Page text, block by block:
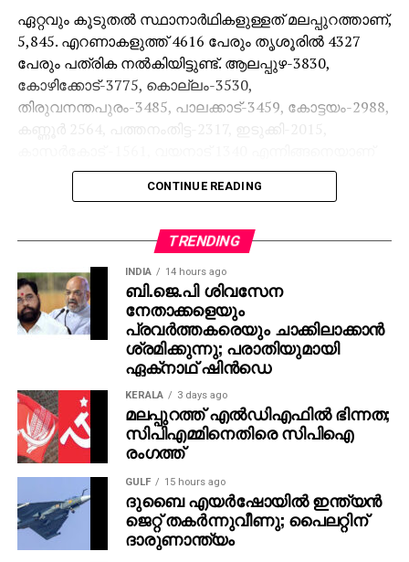
ഏറ്റവും കൂടുതല്‍ സ്ഥാനാര്‍ഥികളുള്ളത് മലപ്പുറത്താണ്,
5,845. എറണാകളുത്ത് 4616 പേരും തൃശൂരില്‍ 4327
പേരും പത്രിക നല്‍കിയിട്ടുണ്ട്. ആലപ്പുഴ-3830,
കോഴിക്കോട്-3775, കൊല്ലം-3530,
തിരുവനന്തപുരം-3485, പാലക്കാട്-3459, കോട്ടയം-2988,
കണ്ണൂര്‍ 2564, പത്തനംതിട്ട-2317, ഇടുക്കി-2015,
മറ്റ് ജില്ലകളിലെ സ്ഥാനാര്‍ഥികളുടെ എണ്ണം.
ശനിയാഴ്ച രാവിലെ 10 മുതല്‍ ആരംഭിക്കും. ബന്ധപ്പെട്ട
വരണാധികാരികളാണ് നാമനിര്‍ദേശപത്രികകളുടെ
സൂക്ഷ്മപരിശോധന നടത്തുക. നാമനിര്‍ദേശ
പത്രികകളുടെ സൂക്ഷ്മ പരിശോധനാ വേളയില്‍
സ്ഥാനാര്‍ത്ഥിക്കൊപ്പം തിരഞ്ഞെടുപ്പ് ഏജന്റ്,
നിര്‍ദേശകന്‍ എന്നിവര്‍ക്കു പുറമേ സ്ഥാനാര്‍ത്ഥി എഴുതി
നല്‍കുന്ന ഒരാള്‍ക്കുകൂടി വരണാധികാരിയുടെ
മുറിയിലേക്ക് പ്രവേശനം അനുവദിക്കും.
സൂക്ഷ്മപരിശോധനാ സമയം എല്ലാ
സ്ഥാനാര്‍ത്ഥികളുടേയും നാമനിര്‍ദേശ പത്രികകള്‍
പരിശോധിക്കുന്നതിനുള്ള സൗകര്യം ഇവര്‍ക്ക് ലഭിക്കും.
സൂക്ഷ്മപരിശോധനയ്ക്ക് ശേഷം സ്വീകരിക്കപ്പെട്ട
പത്രികകള്‍ സമര്‍പ്പിച്ച സ്ഥാനാര്‍ഥികളുടെ പട്ടിക
റിട്ടേണിംഗ് ഓഫീസര്‍ പ്രസിദ്ധീകരിക്കും.
CONTINUE READING
TRENDING
INDIA 14 hours ago
ബി.ജെ.പി ശിവസേന
നേതാക്കളെയും
പ്രവര്‍ത്തകരെയും ചാക്കിലാക്കാന്‍
ശ്രമിക്കുന്നു; പരാതിയുമായി
ഏക്‌നാഥ് ഷിന്‍ഡെ
KERALA 3 days ago
മലപ്പുറത്ത് എല്‍ഡിഎഫില്‍ ഭിന്നത;
സിപിഎമ്മിനെതിരെ സിപിഐ
രംഗത്ത്
GULF 15 hours ago
ദുബൈ എയര്‍ഷോയില്‍ ഇന്ത്യന്‍
ജെറ്റ് തകര്‍ന്നുവീണു; പൈലറ്റിന്
ദാരുണാന്ത്യം